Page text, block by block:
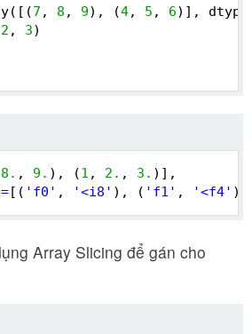
7 , 8 , 9), (4, 5 , 6)], dtype
2 , 3)
8. , 9. ), (1 , 2. , 3. )],
=[( 'f0' , '<i8' ), ( 'f1' , '<f4'
Array Slicing để gán cho